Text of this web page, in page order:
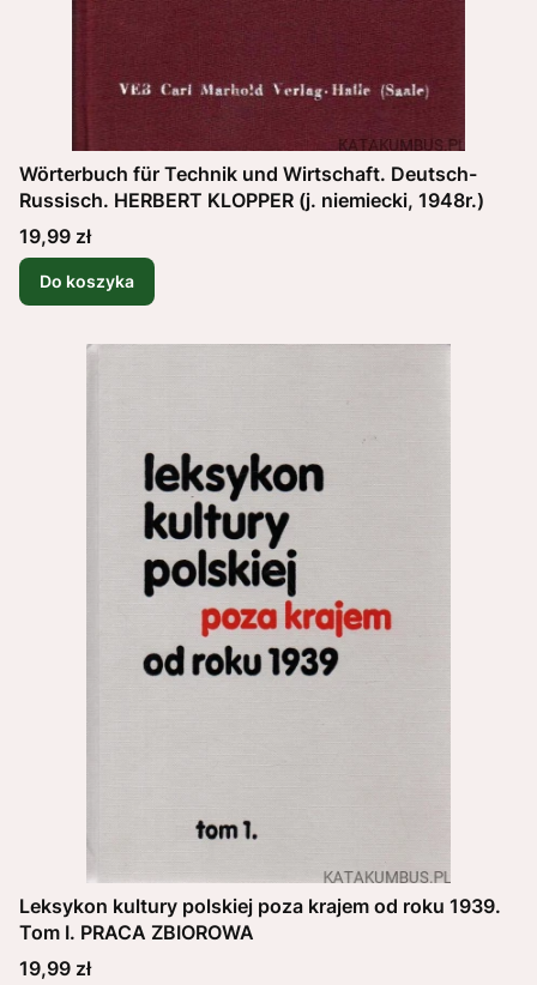
Wörterbuch für Technik und Wirtschaft. Deutsch-
Russisch. HERBERT KLOPPER (j. niemiecki, 1948r.)
Cena
19,99 zł
Do koszyka
Leksykon kultury polskiej poza krajem od roku 1939.
Tom I. PRACA ZBIOROWA
Cena
19,99 zł